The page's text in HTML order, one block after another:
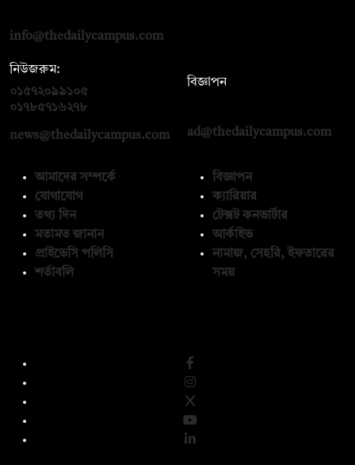
info@thedailycampus.com
নিউজরুম:
০১৫৭২০৯৯১০৫
০১৭৮৫৭১৬২৭৮
news@thedailycampus.com
বিজ্ঞাপন
ad@thedailycampus.com
আমাদের সম্পর্কে
যোগাযোগ
তথ্য দিন
মতামত জানান
প্রাইভেসি পলিসি
শর্তাবলি
বিজ্ঞাপন
ক্যারিয়ার
টেক্সট কনভার্টার
আর্কাইভ
নামাজ, সেহরি, ইফতারের
সময়